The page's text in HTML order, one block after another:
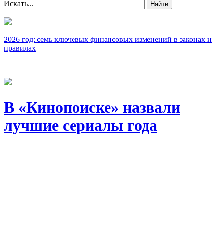
Искать... Найти
2026 год: семь ключевых финансовых изменений в законах и
правилах
В «Кинопоиске» назвали
лучшие сериалы года